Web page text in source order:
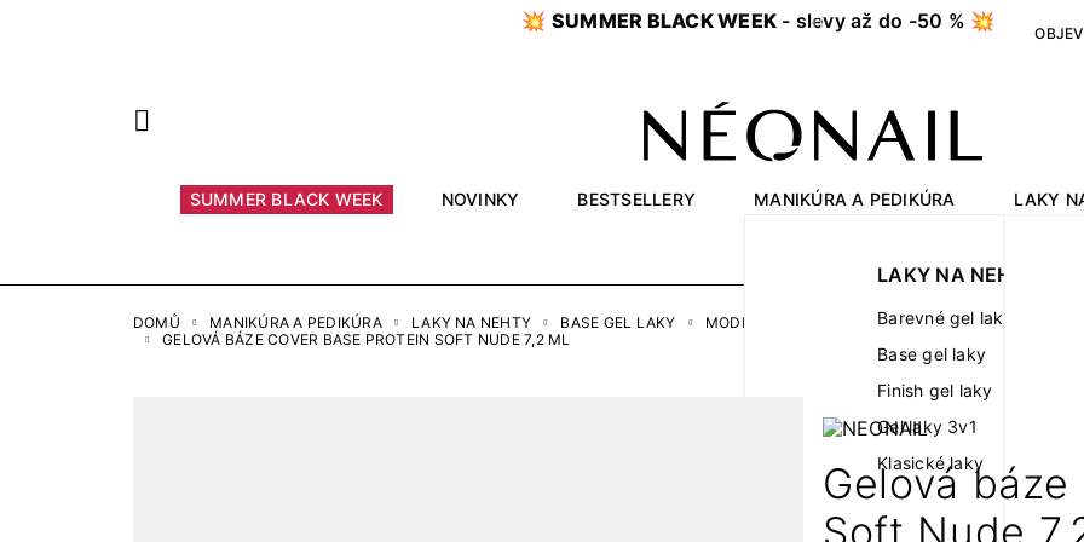
💥 SUMMER BLACK WEEK - slevy až do -50 % 💥 OBJEV
SUMMER BLACK WEEK NOVINKY BESTSELLERY MANIKÚRA A PEDIKÚRA
LAKY NA NEHTY
Barevné gel laky
Base gel laky
Finish gel laky
Gel laky 3v1
Klasické laky
LAKY
DOMŮ MANIKÚRA A PEDIKÚRA LAKY NA NEHTY BASE GEL LAKY MODELOVACÍ BASE GEL LAKY
COVER BASE
GELOVÁ BÁZE COVER BASE PROTEIN SOFT NUDE 7,2 ML
Gelová
Soft Nude